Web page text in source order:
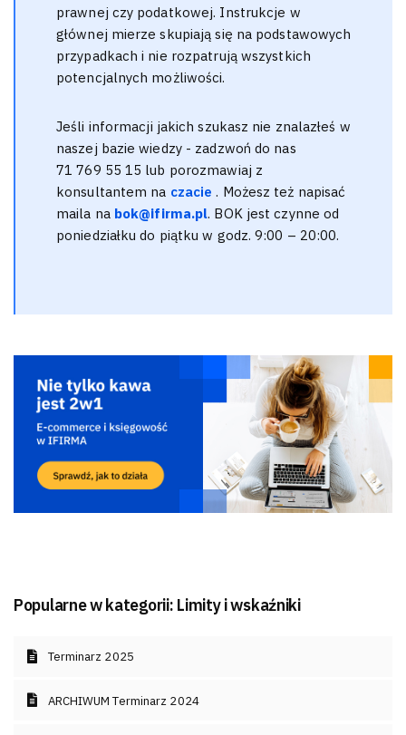
prawnej czy podatkowej. Instrukcje w
głównej mierze skupiają się na podstawowych
przypadkach i nie rozpatrują wszystkich
potencjalnych możliwości.
Jeśli informacji jakich szukasz nie znalazłeś w
naszej bazie wiedzy - zadzwoń do nas
71 769 55 15 lub porozmawiaj z
konsultantem na czacie. Możesz też napisać
maila na bok@ifirma.pl. BOK jest czynne od
poniedziałku do piątku w godz. 9:00 – 20:00.
Popularne w kategorii: Limity i wskaźniki
Terminarz 2025
ARCHIWUM Terminarz 2024